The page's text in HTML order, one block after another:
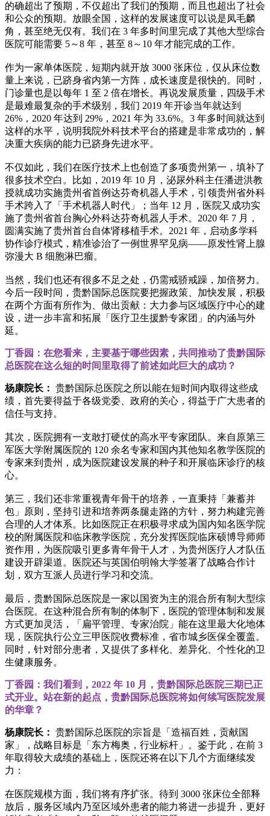
的确超出了预期，不仅超出了我们的预期，而且也超出了社会
和公众的预期。放眼全国，这样的发展速度可以说是凤毛麟
角，甚至绝无仅有。我们在 3 年多时间里完成了其他大型综合
医院可能需要 5～8 年，甚至 8～10 年才能完成的工作。
作为一家单体医院，短期内就开放 3000 张床位，仅从床位数
量上来说，已跻身省内第一方阵，成长速度是很快的。同时，
门诊量也是以每年 1 至 2 倍在增长。再说发展质量，四级手术
是最难最复杂的手术级别，我们 2019 年开诊当年就达到
26%，2020 年达到 29%，2021 年为 33.6%。3 年多时间就达到
这样的水平，说明我院外科技术平台的搭建是非常成功的，解
决重大疾病的能力已跻身先进水平。
不仅如此，我们在医疗技术上也创造了多项贵州第一，填补了
很多技术空白。比如，2019 年 10 月，泌尿外科主任潘进洪教
授就成功实施贵州省首例达芬奇机器人手术，引领贵州省外科
手术跨入了「手术机器人时代」；当年 12 月，医院又成功实
施了贵州省首台胸心外科达芬奇机器人手术。2020 年 7 月，
圆满实施了贵州首台自体肾移植手术。2021 年，启动多学科
协作诊疗模式，精准诊治了一例世界罕见病——原发性肾上腺
弥漫大 B 细胞淋巴瘤。
当然，我们也还有很多不足之处，仍需戒骄戒躁，加倍努力。
今后一段时间，贵黔国际总医院要把握政策、加快发展，积极
在两个方面有所作为、做出贡献：大力参与区域医疗中心的建
设，进一步丰富和拓展「医疗卫生援黔专家团」的内涵与外
延。
丁香园：在您看来，主要基于哪些因素，共同推动了贵黔国际
总医院在这么短的时间里取得了前述如此巨大的成功？
杨康院长： 贵黔国际总医院之所以能在短时间内取得这些成
绩，首先要得益于各级党委、政府的关心，得益于广大患者的
信任与支持。
其次，医院拥有一支敢打硬仗的高水平专家团队。来自原第三
军医大学附属医院的 120 余名专家和国内其他知名教学医院的
专家来到贵州，成为医院建设发展的种子和开展临床诊疗的核
心。
第三，我们还非常重视青年骨干的培养，一直秉持「兼蓄并
包」原则，坚持引进和培养两条腿走路的方针，努力构建完善
合理的人才体系。比如医院正在积极寻求成为国内知名医学院
校的附属医院和临床教学医院，充分发挥医院临床硕博导师师
资作用，为医院吸引更多青年骨干人才，为贵州医疗人才队伍
建设开辟渠道。医院还与英国伯明翰大学签署了战略合作计
划，双方互派人员进行学习和交流。
最后，贵黔国际总医院是一家以国资为主的混合所有制大型综
合医院。在这种混合所有制的体制下，医院的管理体制和发展
方式更加灵活，「扁平管理、专家治院」能在这里最大化地体
现，医院执行公立三甲医院收费标准，省市城乡医保全覆盖。
同时，针对部分患者，又提供了多样化、差异化、个性化的卫
生健康服务。
丁香园：我们看到，2022 年 10 月，贵黔国际总医院三期已正
式开业。站在新的起点，贵黔国际总医院将如何续写医院发展
的华章？
杨康院长： 贵黔国际总医院的宗旨是「造福百姓，贡献国
家」，战略目标是「东方梅奥，行业标杆」。鉴于此，在前 3
年取得较大成绩的基础上，医院还将在以下几个方面继续发
力：
在医院规模方面，我们将有序扩张。待到 3000 张床位全部释
放后，服务区域内乃至区域外患者的能力将进一步提升，更好